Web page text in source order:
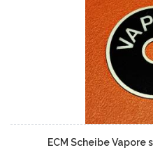
ECM Scheibe Vapore